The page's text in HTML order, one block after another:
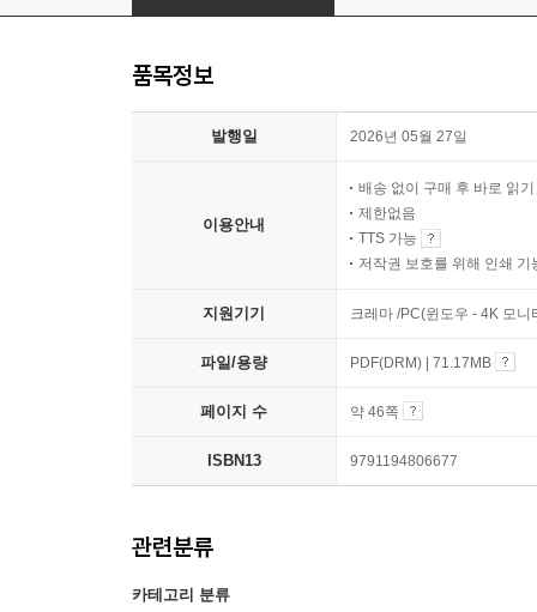
품목정보
발행일 2026년 05월 27일
이용안내
배송 없이 구매 후 바로 읽기
제한없음
TTS 가능
저작권 보호를 위해 인쇄 기
지원기기 크레마 /PC(윈도우 - 4K 모
파일/용량 PDF(DRM) | 71.17MB
페이지 수 약 46쪽
ISBN13 9791194806677
관련분류
카테고리 분류